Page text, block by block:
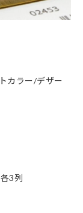
カラー/デザー
3列